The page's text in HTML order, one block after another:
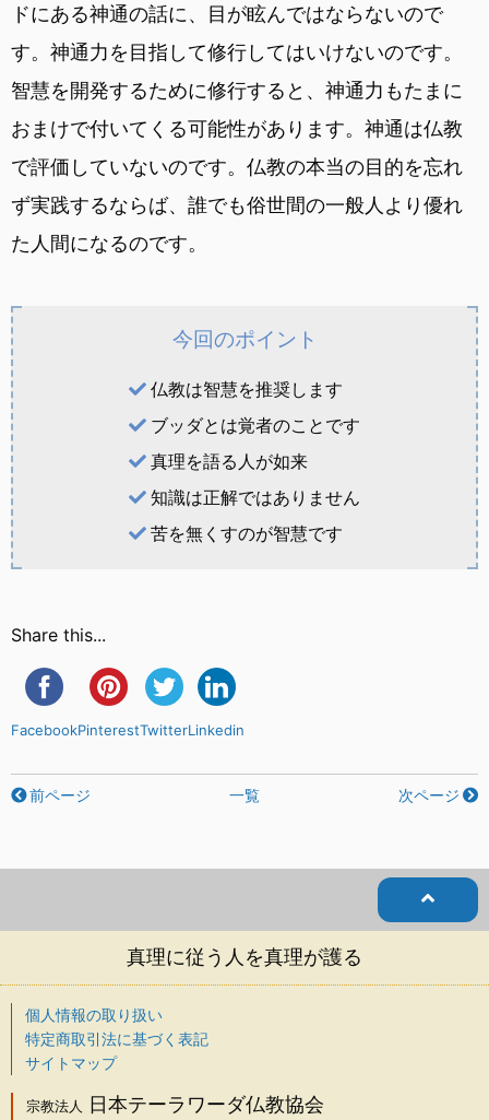
ドにある神通の話に、目が眩んではならないので
す。神通力を目指して修行してはいけないのです。
智慧を開発するために修行すると、神通力もたまに
おまけで付いてくる可能性があります。神通は仏教
で評価していないのです。仏教の本当の目的を忘れ
ず実践するならば、誰でも俗世間の一般人より優れ
た人間になるのです。
今回のポイント
仏教は智慧を推奨します
ブッダとは覚者のことです
真理を語る人が如来
知識は正解ではありません
苦を無くすのが智慧です
Share this...
FacebookPinterestTwitterLinkedin
前ページ 一覧 次ページ
真理に従う人を真理が護る
個人情報の取り扱い
特定商取引法に基づく表記
サイトマップ
宗教法人 日本テーラワーダ仏教協会